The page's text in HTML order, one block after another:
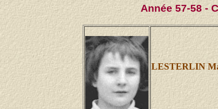
Année 57-58 -
LESTERLIN